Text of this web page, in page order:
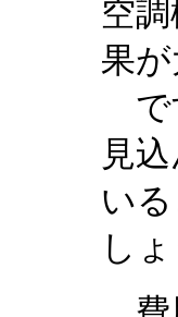
空
果
で
見
い
しょ